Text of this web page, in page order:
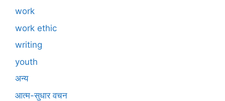
work
work ethic
writing
youth
अन्य
आत्म-सुधार वचन